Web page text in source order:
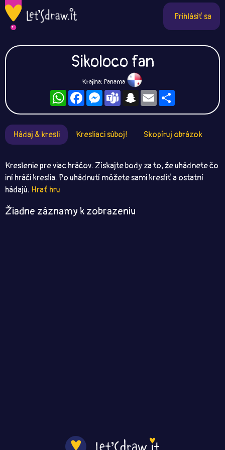
Prihlásiť sa
Sikoloco fan
Krajina: Panama
WhatsAppFacebookMessengerTeamsSnapchat
Email
Hádaj & kresli Kresliaci súboj! Skopíruj obrázok
Kreslenie pre viac hráčov. Získajte body za to, že uhádnete čo
iní hráči kreslia. Po uhádnutí môžete sami kresliť a ostatní
hádajú. Hrať hru
Žiadne záznamy k zobrazeniu